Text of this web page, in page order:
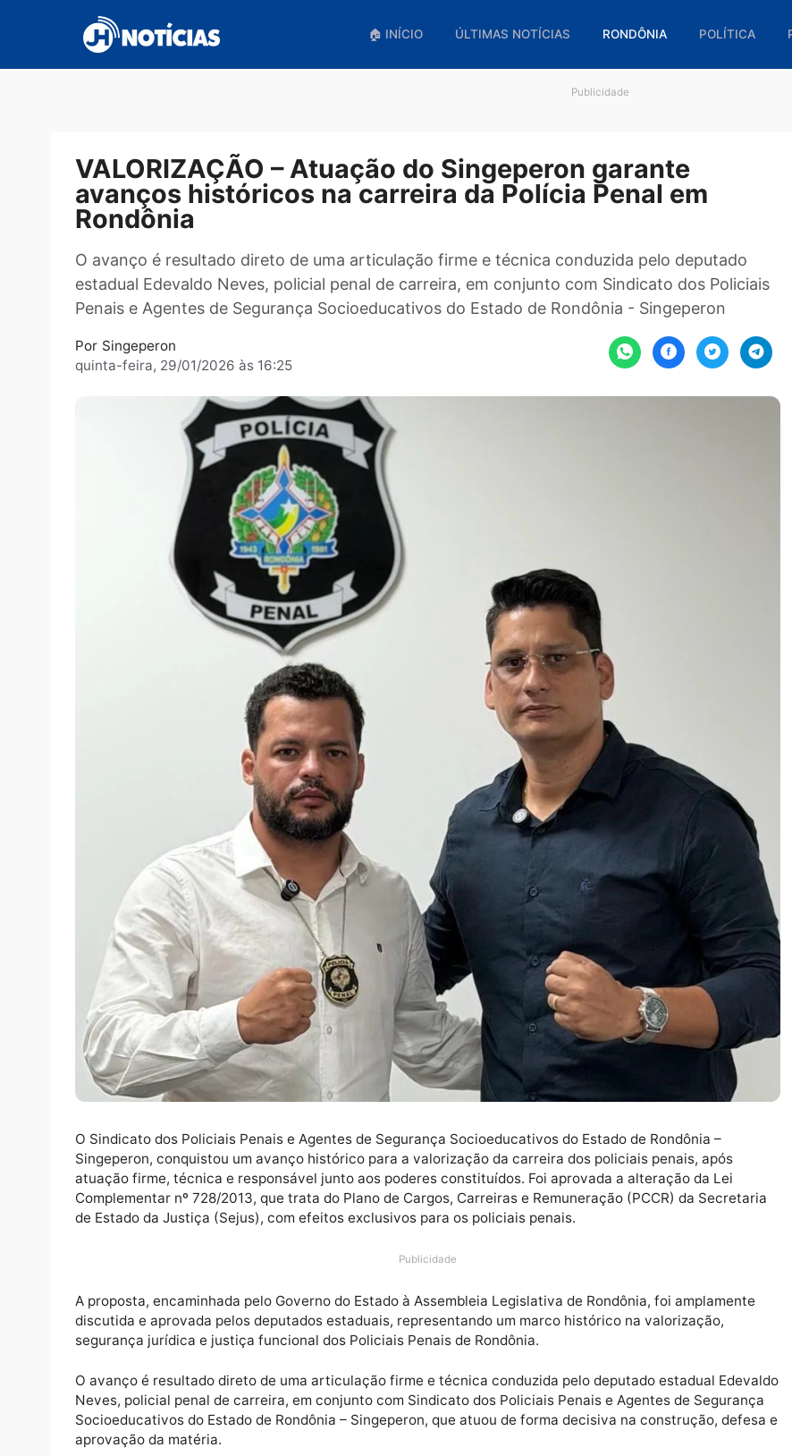
conteúdo
🏠 INÍCIO ÚLTIMAS NOTÍCIAS RONDÔNIA
VALORIZAÇÃO – Atuação do Singeperon garante
avanços históricos na carreira da Polícia Penal em
O avanço é resultado direto de uma articulação firme e técnica conduzida pelo
estadual Edevaldo Neves, policial penal de carreira, em conjunto com Sindicato dos
Penais e Agentes de Segurança Socioeducativos do Estado de Rondônia -
quinta-feira, 29/01/2026 às 16:25
O Sindicato dos Policiais Penais e Agentes de Segurança Socioeducativos do Estado de Rondônia –
atuação firme, técnica e responsável junto aos poderes constituídos. Foi aprovada a alteração da
Complementar nº 728/2013, que trata do Plano de Cargos, Carreiras e Remuneração (PCCR) da
de Estado da Justiça (Sejus), com efeitos exclusivos para os policiais penais.
Publicidade
A proposta, encaminhada pelo Governo do Estado à Assembleia Legislativa de Rondônia, foi